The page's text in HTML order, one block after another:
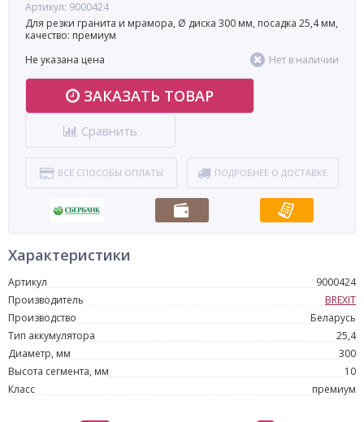
Артикул: 9000424
Для резки гранита и мрамора, Ø диска 300 мм, посадка 25,4 мм,
качество: премиум
Не указана цена
Нет в наличии
ЗАКАЗАТЬ ТОВАР
Сравнить
ВСЕ СПОСОБЫ ОПЛАТЫ ПОДРОБНЕЕ О ДОСТАВКЕ
Характеристики
Артикул
9000424
Производитель
BREXIT
Производство
Беларусь
Тип аккумулятора
25,4
Диаметр, мм
300
Высота сегмента, мм
10
Класс
премиум